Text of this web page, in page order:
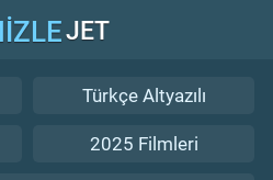
JET
Türkçe Altyazılı
2025 Filmleri